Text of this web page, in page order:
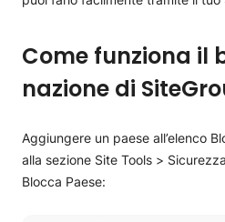
Come funziona il
nazione di
Aggiungere un paese all’elenco
alla sezione Site Tools >
Blocca Paese: